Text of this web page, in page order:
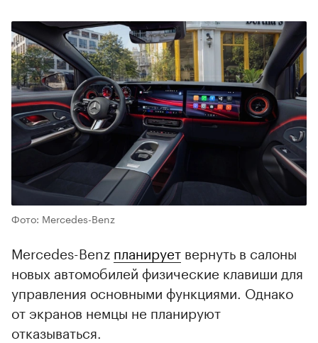
Фото: Mercedes-Benz
Mercedes-Benz планирует вернуть в салоны
новых автомобилей физические клавиши для
управления основными функциями. Однако
от экранов немцы не планируют
отказываться.